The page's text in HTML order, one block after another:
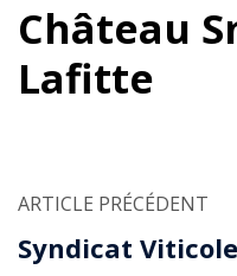
Château
Lafitte
ARTICLE PRÉCÉDENT
Syndicat